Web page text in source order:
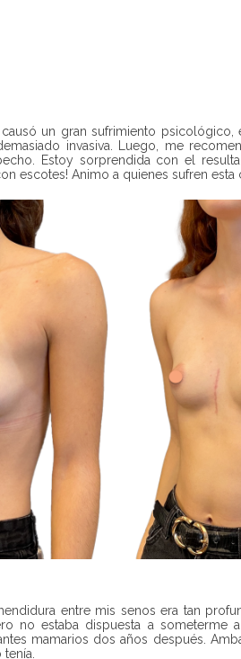
un gran sufrimiento
invasiva. Luego, me
Estoy sorprendida con el
escotes! Animo a quienes sufren
entre mis senos era tan
no estaba dispuesta a someterme
mamarios dos años después.